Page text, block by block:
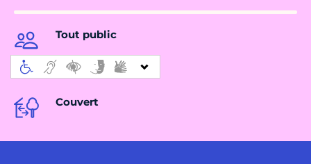
Tout public
Couvert